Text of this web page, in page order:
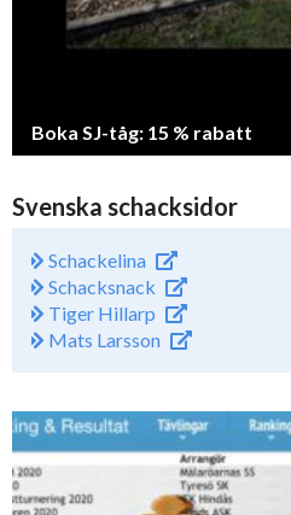
Boka SJ-tåg: 15 % rabatt
Svenska schacksidor
Schackelina
Schacksnack
Tiger Hillarp
Mats Larsson